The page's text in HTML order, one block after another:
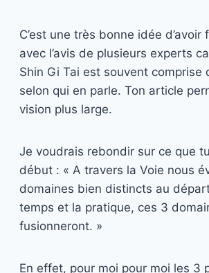
C’est une très bonne idée
avec l’avis de plusieurs experts
Shin Gi Tai est souvent comprise
selon qui en parle. Ton article
vision plus large.
Je voudrais rebondir sur ce que
début : « A travers la Voie nous
domaines bien distincts au
temps et la pratique, ces 3
fusionneront. »
En effet, pour moi pour moi les 3